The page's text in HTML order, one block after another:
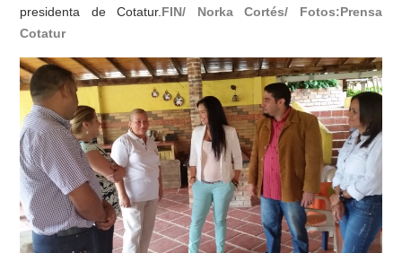
presidenta de Cotatur. FIN/ Norka Cortés/ Fotos:Prensa
Cotatur